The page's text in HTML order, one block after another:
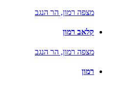
מצפה רמון, הר הנגב
קלאב רמון
מצפה רמון, הר הנגב
רמון